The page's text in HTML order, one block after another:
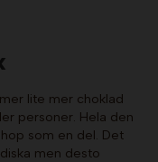
lite mer choklad
personer. Hela den
som en del. Det
men desto